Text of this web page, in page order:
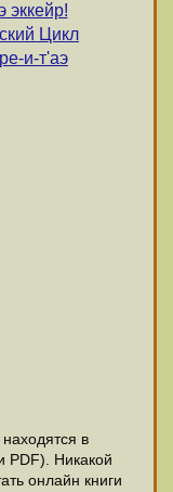
эккейр!
Цикл
и-т'аэ
в
PDF). Никакой
онлайн книги